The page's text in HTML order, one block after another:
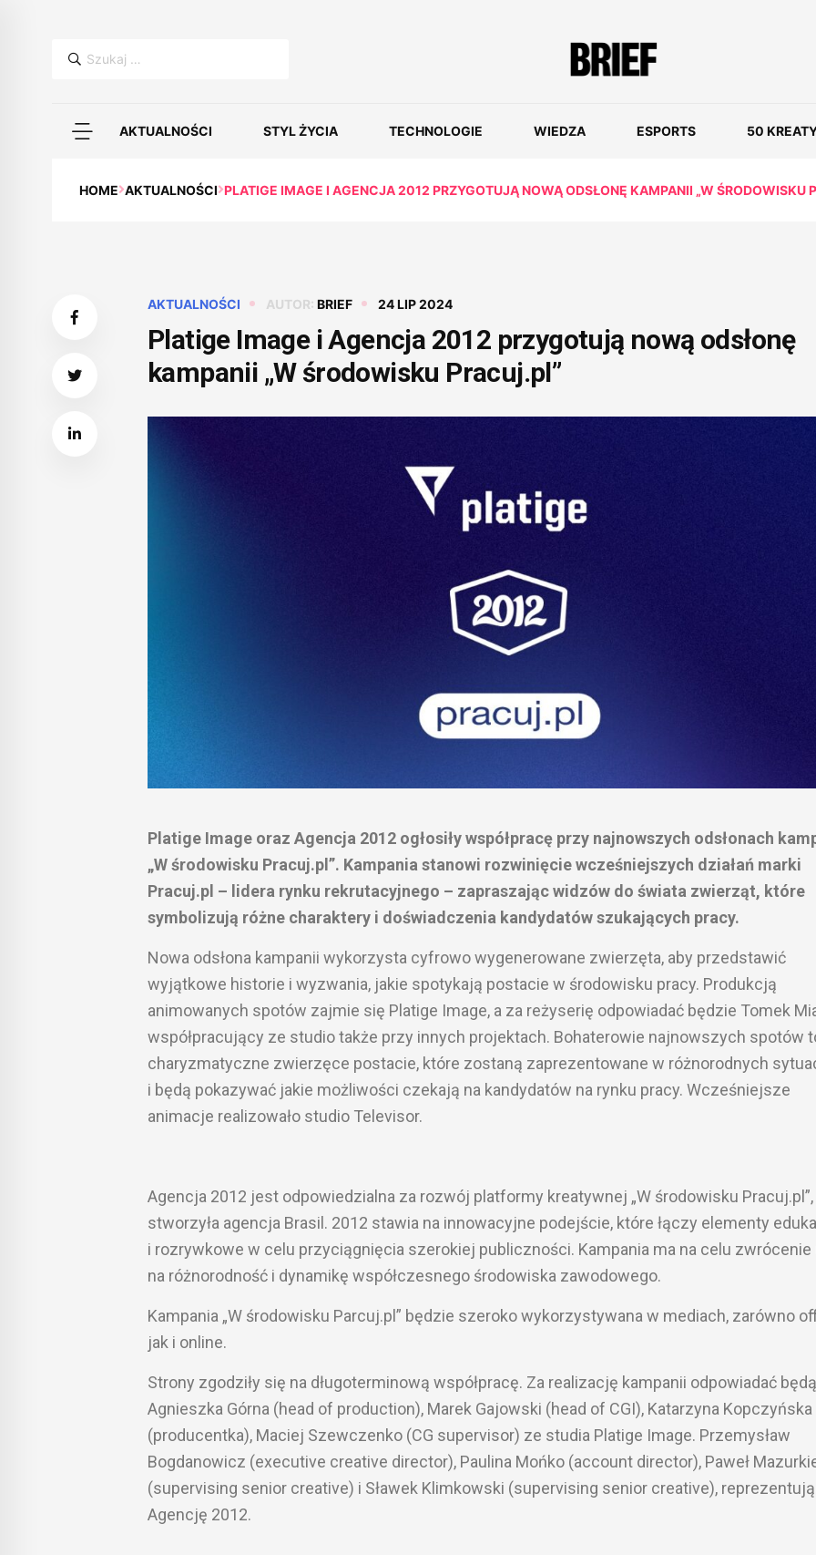
Szukaj:
AKTUALNOŚCI STYL ŻYCIA TECHNOLOGIE WIEDZA ESPORTS 50
HOME AKTUALNOŚCI PLATIGE IMAGE I AGENCJA 2012 PRZYGOTUJĄ NOWĄ ODSŁONĘ KAMPANII „W ŚRODOWISKU
AKTUALNOŚCI AUTOR: BRIEF 24 LIP 2024
Platige Image i Agencja 2012 przygotują nową odsłonę
kampanii „W środowisku Pracuj.pl”
Platige Image oraz Agencja 2012 ogłosiły współpracę przy najnowszych odsłonach
„W środowisku Pracuj.pl”. Kampania stanowi rozwinięcie wcześniejszych działań marki
Pracuj.pl – lidera rynku rekrutacyjnego – zapraszając widzów do świata zwierząt, które
symbolizują różne charaktery i doświadczenia kandydatów szukających pracy.
Nowa odsłona kampanii wykorzysta cyfrowo wygenerowane zwierzęta, aby przedstawić
wyjątkowe historie i wyzwania, jakie spotykają postacie w środowisku pracy. Produkcją
animowanych spotów zajmie się Platige Image, a za reżyserię odpowiadać będzie Tomek
współpracujący ze studio także przy innych projektach. Bohaterowie najnowszych spotów
charyzmatyczne zwierzęce postacie, które zostaną zaprezentowane w różnorodnych
i będą pokazywać jakie możliwości czekają na kandydatów na rynku pracy. Wcześniejsze
animacje realizowało studio Televisor.
Agencja 2012 jest odpowiedzialna za rozwój platformy kreatywnej „W środowisku
stworzyła agencja Brasil. 2012 stawia na innowacyjne podejście, które łączy elementy
i rozrywkowe w celu przyciągnięcia szerokiej publiczności. Kampania ma na celu zwrócenie
na różnorodność i dynamikę współczesnego środowiska zawodowego.
Kampania „W środowisku Parcuj.pl” będzie szeroko wykorzystywana w mediach, zarówno
jak i online.
Strony zgodziły się na długoterminową współpracę. Za realizację kampanii odpowiadać będą
Agnieszka Górna (head of production), Marek Gajowski (head of CGI), Katarzyna Kopczyńska
(producentka), Maciej Szewczenko (CG supervisor) ze studia Platige Image. Przemysław
Bogdanowicz (executive creative director), Paulina Mońko (account director), Paweł
(supervising senior creative) i Sławek Klimkowski (supervising senior creative),
Agencję 2012.